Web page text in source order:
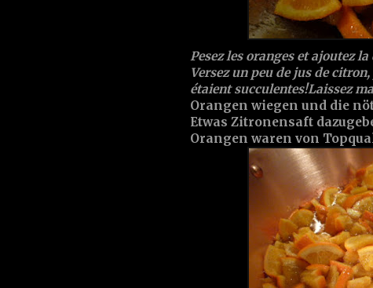
Pesez les oranges et ajoutez
Versez un peu de jus de
étaient succulentes!Laissez
Orangen wiegen und die
Etwas Zitronensaft
Orangen waren von